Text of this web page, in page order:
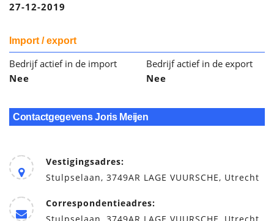
27-12-2019
Import / export
Bedrijf actief in de import
Nee
Bedrijf actief in de export
Nee
Contactgegevens Joris Meijen
Vestigingsadres:
Stulpselaan, 3749AR LAGE VUURSCHE, Utrecht
Correspondentieadres: